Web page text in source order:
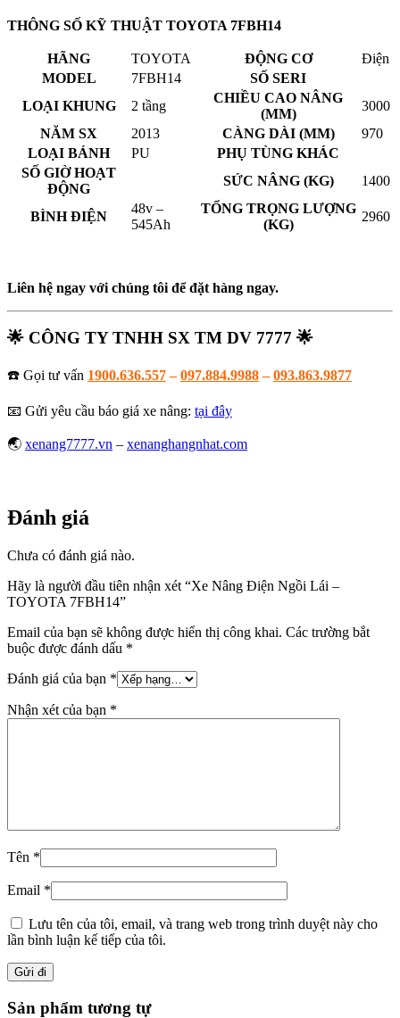
THÔNG SỐ KỸ THUẬT TOYOTA 7FBH14
HÃNG TOYOTA ĐỘNG CƠ
Điện
MODEL
7FBH14
SỐ SERI
LOẠI KHUNG
2 tầng
CHIỀU CAO NÂNG
(MM)
3000
NĂM SX
2013 CÀNG DÀI (MM)
970
LOẠI BÁNH
PU
PHỤ TÙNG KHÁC
SỐ GIỜ HOẠT
ĐỘNG
SỨC NÂNG (KG) 1400
BÌNH ĐIỆN
48v –
545Ah
TỔNG TRỌNG LƯỢNG
(KG)
2960
Liên hệ ngay với chúng tôi để đặt hàng ngay.
🌟 CÔNG TY TNHH SX TM DV 7777 🌟
☎️ Gọi tư vấn 1900.636.557–097.884.9988–093.863.9877
📧 Gửi yêu cầu báo giá xe nâng: tại đây
🌏 xenang7777.vn – xenanghangnhat.com
Đánh giá
Chưa có đánh giá nào.
Hãy là người đầu tiên nhận xét “Xe Nâng Điện Ngồi Lái –
TOYOTA 7FBH14”
Email của bạn sẽ không được hiển thị công khai. Các trường bắt
buộc được đánh dấu *
Đánh giá của bạn *
Nhận xét của bạn *
Tên *
Email *
Lưu tên của tôi, email, và trang web trong trình duyệt này cho
lần bình luận kế tiếp của tôi.
Sản phẩm tương tự